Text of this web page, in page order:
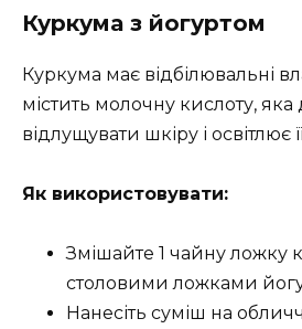
Куркума з йогуртом
Куркума має відбілювальні
містить молочну кислоту,
відлущувати шкіру і освітлює
Як використовувати:
Змішайте 1 чайну ложку
столовими ложками
Нанесіть суміш на